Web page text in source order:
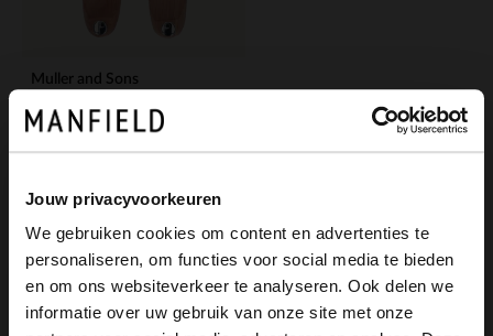
Jouw privacyvoorkeuren
We gebruiken cookies om content en advertenties te
personaliseren, om functies voor social media te bieden
en om ons websiteverkeer te analyseren. Ook delen we
informatie over uw gebruik van onze site met onze
Muller and Sons
49.99
×
View this website in English?